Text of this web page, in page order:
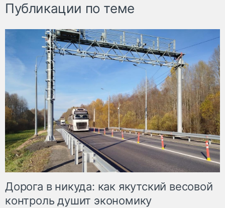
Публикации по теме
Дорога в никуда: как якутский весовой
контроль душит экономику